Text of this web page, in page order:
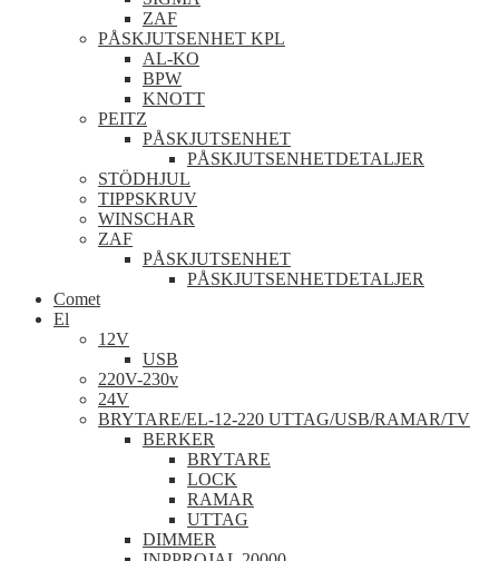
ZAF
PÅSKJUTSENHET KPL
AL-KO
BPW
KNOTT
PEITZ
PÅSKJUTSENHET
PÅSKJUTSENHETDETALJER
STÖDHJUL
TIPPSKRUV
WINSCHAR
ZAF
PÅSKJUTSENHET
PÅSKJUTSENHETDETALJER
Comet
El
12V
USB
220V-230v
24V
BRYTARE/EL-12-220 UTTAG/USB/RAMAR/TV
BERKER
BRYTARE
LOCK
RAMAR
UTTAG
DIMMER